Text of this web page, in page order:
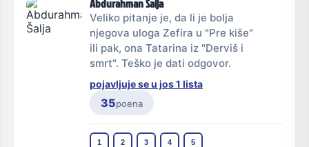
Abdurahman Šalja
Veliko pitanje je, da li je bolja
njegova uloga Zefira u "Pre kiše"
ili pak, ona Tatarina iz "Derviš i
smrt". Teško je dati odgovor.
pojavljuje se u jos 1 lista
35poena
1 2 3 4 5